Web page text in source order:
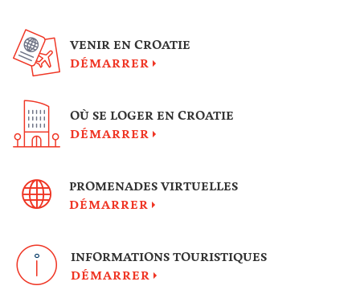
VENIR EN CROATIE
DÉMARRER
OÙ SE LOGER EN CROATIE
DÉMARRER
PROMENADES VIRTUELLES
DÉMARRER
INFORMATIONS TOURISTIQUES
DÉMARRER